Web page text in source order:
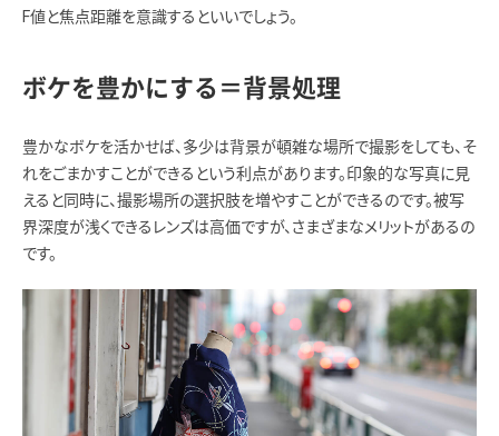
F値と焦点距離を意識するといいでしょう。
ボケを豊かにする＝背景処理
豊かなボケを活かせば、多少は背景が頓雑な場所で撮影をしても、そ
れをごまかすことができるという利点があります。印象的な写真に見
えると同時に、撮影場所の選択肢を増やすことができるのです。被写
界深度が浅くできるレンズは高価ですが、さまざまなメリットがあるの
です。